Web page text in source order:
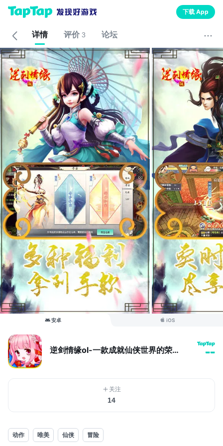
下载 App
详情 评价 3 论坛
安卓 iOS
逆剑情缘ol-一款成就仙侠世界的荣耀手游 --
关注
14
动作 唯美 仙侠 冒险